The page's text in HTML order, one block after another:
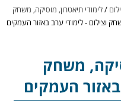
/לימודי תיאטרון, מוסיקה, משחק
וצילום - לימודי ערב באזור העמקים
משחק
העמקים